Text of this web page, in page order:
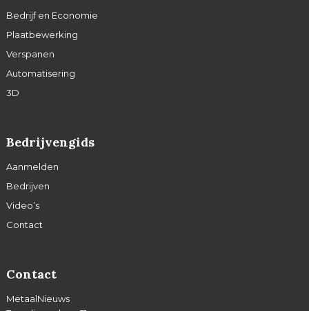
Bedrijf en Economie
Plaatbewerking
Verspanen
Automatisering
3D
Bedrijvengids
Aanmelden
Bedrijven
Video’s
Contact
Contact
MetaalNieuws